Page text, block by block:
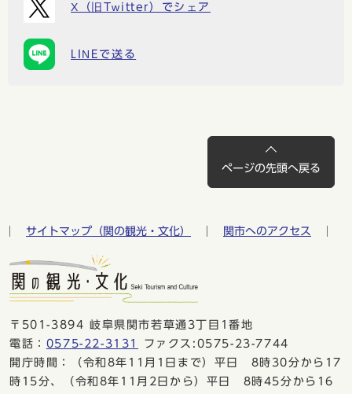
X（旧Twitter）でシェア
LINEで送る
ページの先頭へ戻る
サイトマップ（関の観光・文化） 関市へのアクセス
〒501-3894 岐阜県関市若草通3丁目1番地
電話： 0575-22-3131
ファクス:0575-23-7744
開庁時間：（令和8年11月1日まで）平日 8時30分から17
時15分、（令和8年11月2日から）平日 8時45分から16